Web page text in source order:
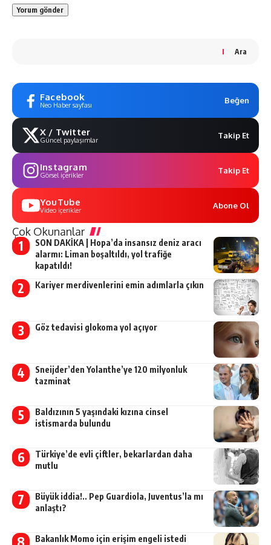
Ara
Facebook
Neo Haber sayfası Beğen
X / Twitter
Güncel paylaşımlar Takip Et
Instagram
Görsel içerikler Takip Et
YouTube
Video içerikler Abone Ol
Çok Okunanlar
SON DAKİKA | Hopa’da insansız deniz aracı
alarmı: Liman boşaltıldı, yol trafiğe
kapatıldı!
Kariyer merdivenlerini emin adımlarla çıkın
Göz tedavisi glokoma yol açıyor
Sneijder’den Yolanthe’ye 120 milyonluk
tazminat
Baldızının 5 yaşındaki kızına cinsel
istismarda bulundu
Türkiye’de evli çiftler, bekarlardan daha
mutlu
Büyük iddia!.. Pep Guardiola, Juventus’la mı
anlaştı?
Bakanlık Momo için erişim engeli istedi